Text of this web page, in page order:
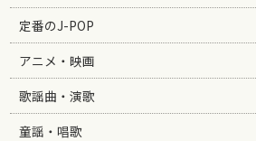
定番のJ-POP
アニメ・映画
歌謡曲・演歌
童謡・唱歌